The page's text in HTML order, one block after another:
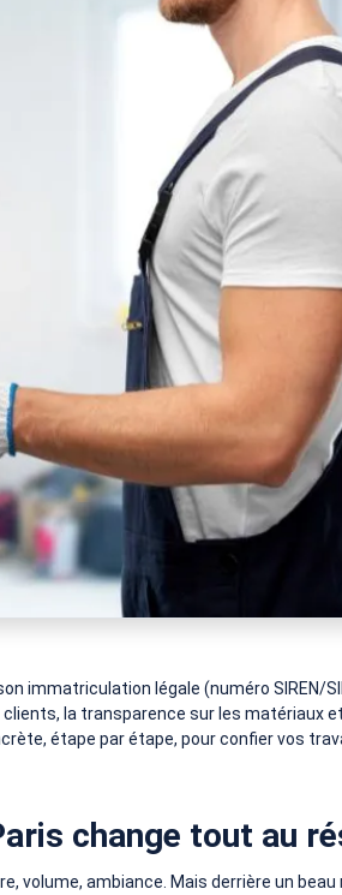
immatriculation légale (numéro SIREN/
la transparence sur les matériaux
étape par étape, pour confier vos
change tout au
volume, ambiance. Mais derrière un